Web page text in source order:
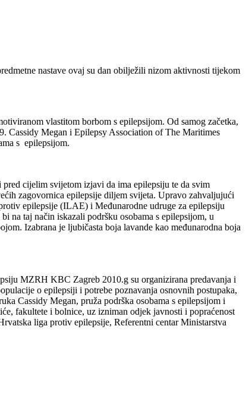
nastave ovaj su dan obilježili nizom aktivnosti tijekom
vlastitom borbom s epilepsijom. Od samog začetka,
Cassidy Megan i Epilepsy Association of The Maritimes
s epilepsijom.
cijelim svijetom izjavi da ima epilepsiju te da svim
zagovornica epilepsije diljem svijeta. Upravo zahvaljujući
epilepsije (ILAE) i Međunarodne udruge za epilepsiju
na taj način iskazali podršku osobama s epilepsijom, u
Izabrana je ljubičasta boja lavande kao međunarodna boja
MZRH KBC Zagreb 2010.g su organizirana predavanja i
o epilepsiji i potrebe poznavanja osnovnih postupaka,
Cassidy Megan, pruža podrška osobama s epilepsijom i
fakultete i bolnice, uz izniman odjek javnosti i popraćenost
liga protiv epilepsije, Referentni centar Ministarstva